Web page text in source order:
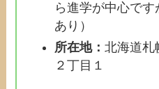
ら進学が中心で
あり）
所在地：北海道札
２丁目１